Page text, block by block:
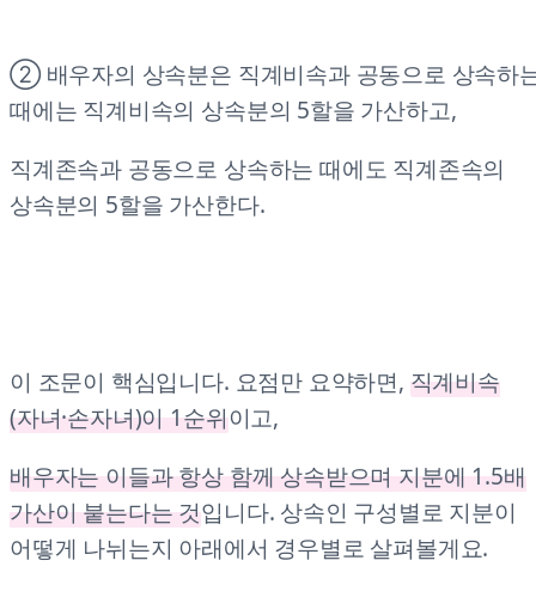
② 배우자의 상속분은 직계비속과 공동으로 상속하
때에는 직계비속의 상속분의 5할을 가산하고,
직계존속과 공동으로 상속하는 때에도 직계존속의
상속분의 5할을 가산한다.
이 조문이 핵심입니다. 요점만 요약하면, 직계비속
(자녀·손자녀)이 1순위이고,
배우자는 이들과 항상 함께 상속받으며 지분에 1.5배
가산이 붙는다는 것입니다. 상속인 구성별로 지분이
어떻게 나뉘는지 아래에서 경우별로 살펴볼게요.